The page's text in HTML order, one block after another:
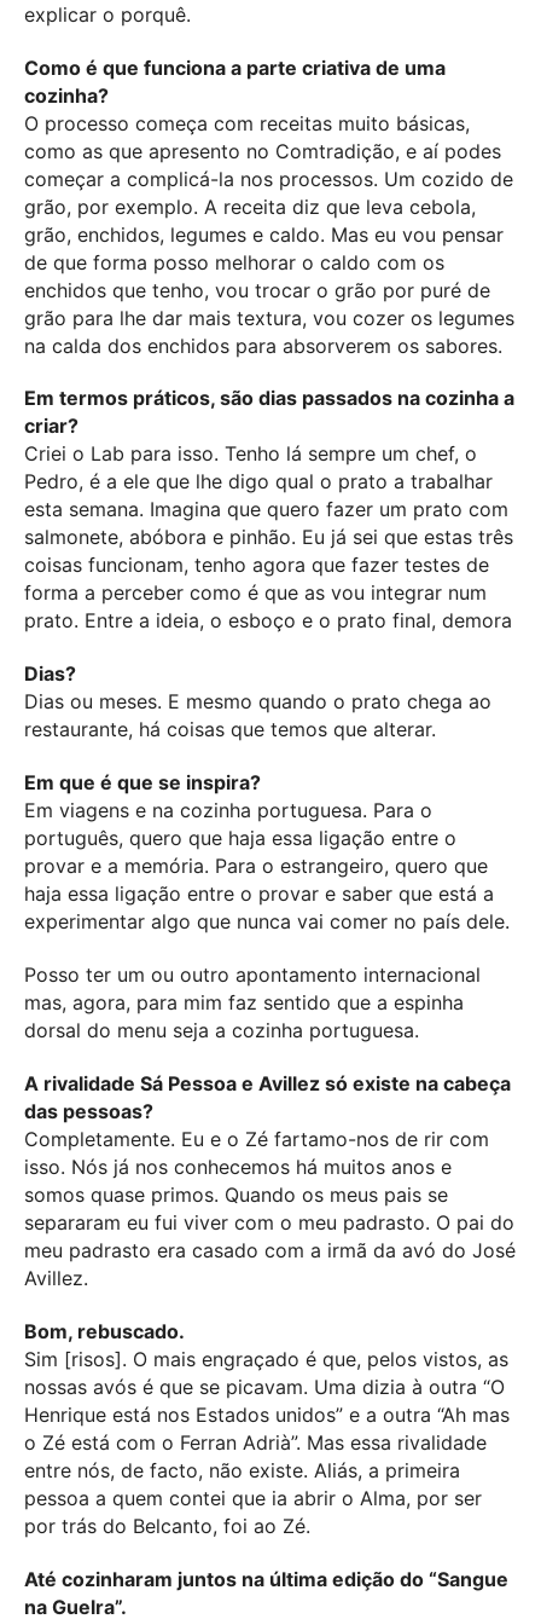
explicar o porquê.
Como é que funciona a parte criativa de uma
cozinha?
O processo começa com receitas muito básicas,
como as que apresento no Comtradição, e aí podes
começar a complicá-la nos processos. Um cozido de
grão, por exemplo. A receita diz que leva cebola,
grão, enchidos, legumes e caldo. Mas eu vou pensar
de que forma posso melhorar o caldo com os
enchidos que tenho, vou trocar o grão por puré de
grão para lhe dar mais textura, vou cozer os legumes
na calda dos enchidos para absorverem os sabores.
Em termos práticos, são dias passados na cozinha a
criar?
Criei o Lab para isso. Tenho lá sempre um chef, o
Pedro, é a ele que lhe digo qual o prato a trabalhar
esta semana. Imagina que quero fazer um prato com
salmonete, abóbora e pinhão. Eu já sei que estas três
coisas funcionam, tenho agora que fazer testes de
forma a perceber como é que as vou integrar num
prato. Entre a ideia, o esboço e o prato final, demora
Dias?
Dias ou meses. E mesmo quando o prato chega ao
restaurante, há coisas que temos que alterar.
Em que é que se inspira?
Em viagens e na cozinha portuguesa. Para o
português, quero que haja essa ligação entre o
provar e a memória. Para o estrangeiro, quero que
haja essa ligação entre o provar e saber que está a
experimentar algo que nunca vai comer no país dele.
Posso ter um ou outro apontamento internacional
mas, agora, para mim faz sentido que a espinha
dorsal do menu seja a cozinha portuguesa.
A rivalidade Sá Pessoa e Avillez só existe na cabeça
das pessoas?
Completamente. Eu e o Zé fartamo-nos de rir com
isso. Nós já nos conhecemos há muitos anos e
somos quase primos. Quando os meus pais se
separaram eu fui viver com o meu padrasto. O pai do
meu padrasto era casado com a irmã da avó do José
Avillez.
Bom, rebuscado.
Sim [risos]. O mais engraçado é que, pelos vistos, as
nossas avós é que se picavam. Uma dizia à outra “O
Henrique está nos Estados unidos” e a outra “Ah mas
o Zé está com o Ferran Adrià”. Mas essa rivalidade
entre nós, de facto, não existe. Aliás, a primeira
pessoa a quem contei que ia abrir o Alma, por ser
por trás do Belcanto, foi ao Zé.
Até cozinharam juntos na última edição do “Sangue
na Guelra”.